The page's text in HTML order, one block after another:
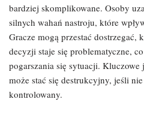
bardziej skomplikowane. Osoby
silnych wahań nastroju, które
Gracze mogą przestać dostrzegać,
decyzji staje się problematyczne,
pogarszania się sytuacji. Kluczowe
może stać się destrukcyjny, jeśli
kontrolowany.